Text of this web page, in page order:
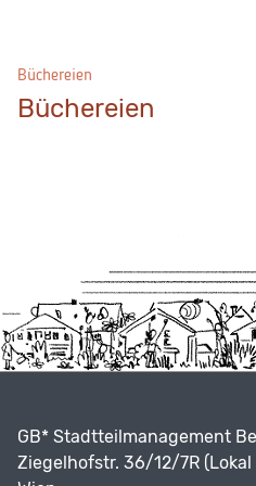
Büchereien
Büchereien
GB* Stadtteilmanagement
Ziegelhofstr. 36/12/7R (Lokal